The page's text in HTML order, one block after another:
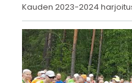
Kauden 2023-2024